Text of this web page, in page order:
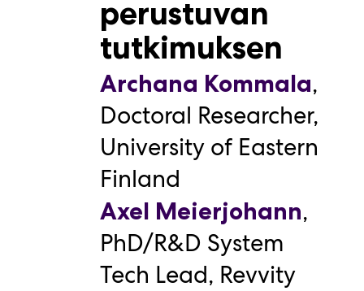
perustuvan
tutkimuksen
Archana Kommala,
Doctoral Researcher,
University of Eastern
Finland
Axel Meierjohann,
PhD/R&D System
Tech Lead, Revvity